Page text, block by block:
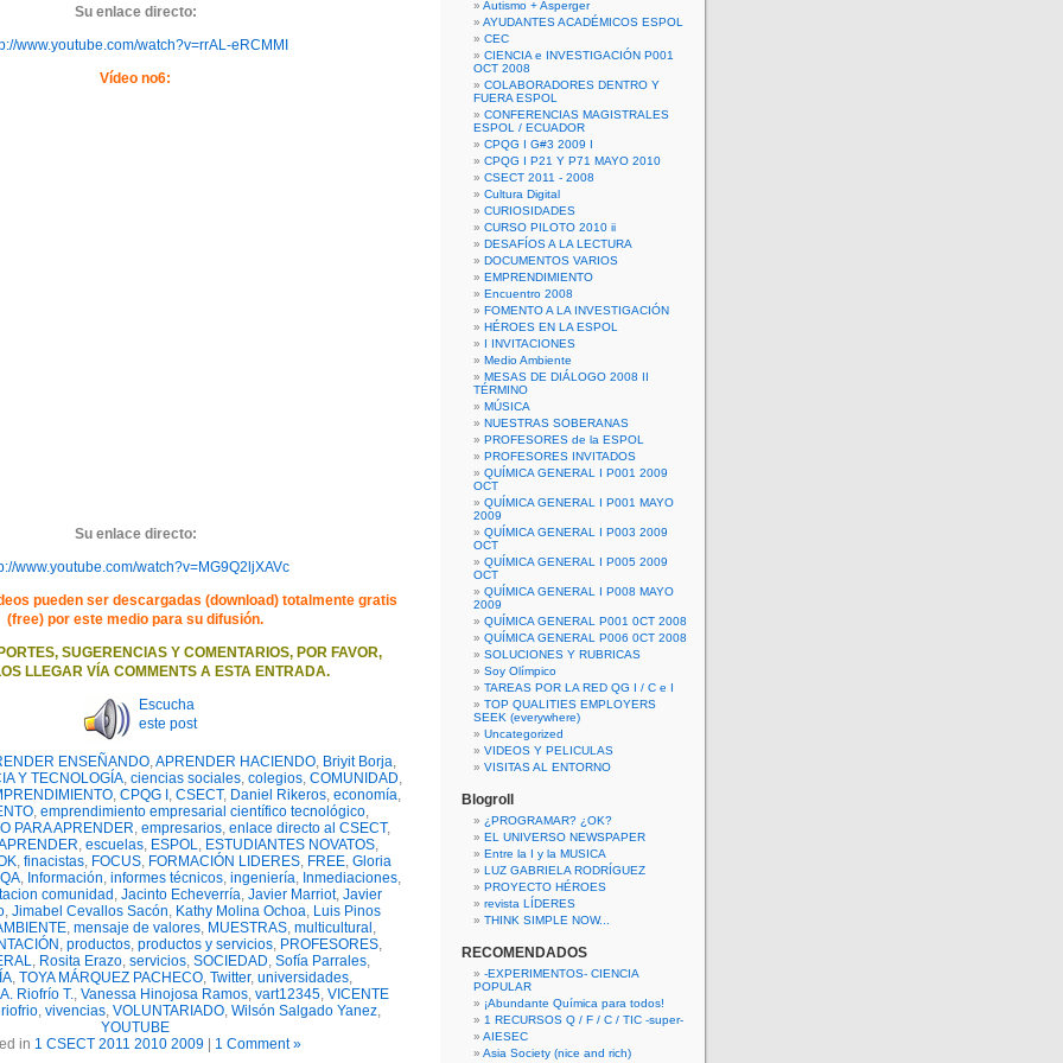
Su enlace directo:
www.youtube.com/watch?v=rrAL-eRCMMI
Vídeo no6:
Su enlace directo:
www.youtube.com/watch?v=MG9Q2ljXAVc
pueden ser descargadas (download) totalmente gratis
(free) por este medio para su difusión.
SUGERENCIAS Y COMENTARIOS, POR FAVOR,
LLEGAR VÍA COMMENTS A ESTA ENTRADA.
Escucha
este post
ENSEÑANDO,APRENDER HACIENDO, Briyit Borja,
Y TECNOLOGÍA, ciencias sociales, colegios, COMUNIDAD,
, CPQG I , CSECT, Daniel Rikeros, economía,
, emprendimiento empresarial científico tecnológico,
PARA APRENDER, empresarios, enlace directo al CSECT,
, escuelas, ESPOL, ESTUDIANTES NOVATOS,
, finacistas, FOCUS, FORMACIÓN LIDERES, FREE, Gloria
, Información, informes técnicos, ingeniería, Inmediaciones,
comunidad , Jacinto Echeverría, Javier Marriot, Javier
, Jimabel Cevallos Sacón, Kathy Molina Ochoa, Luis Pinos
, mensaje de valores, MUESTRAS, multicultural ,
, productos, productos y servicios, PROFESORES,
, Rosita Erazo, servicios, SOCIEDAD, Sofía Parrales,
, TOYA MÁRQUEZ PACHECO, Twitter, universidades,
Riofrío T., Vanessa Hinojosa Ramos, vart12345, VICENTE
, vivencias, VOLUNTARIADO, Wilsón Salgado Yanez,
YOUTUBE
in 1 CSECT 2011 2010 2009| 1 Comment »
Autismo + Asperger
AYUDANTES ACADÉMICOS ESPOL
CEC
CIENCIA e INVESTIGACIÓN P001
OCT 2008
COLABORADORES DENTRO Y
FUERA ESPOL
CONFERENCIAS MAGISTRALES
ESPOL / ECUADOR
CPQG I G#3 2009 I
CPQG I P21 Y P71 MAYO 2010
CSECT 2011 - 2008
Cultura Digital
CURIOSIDADES
CURSO PILOTO 2010 ii
DESAFÍOS A LA LECTURA
DOCUMENTOS VARIOS
EMPRENDIMIENTO
Encuentro 2008
FOMENTO A LA INVESTIGACIÓN
HÉROES EN LA ESPOL
I INVITACIONES
Medio Ambiente
MESAS DE DIÁLOGO 2008 II
TÉRMINO
MÚSICA
NUESTRAS SOBERANAS
PROFESORES de la ESPOL
PROFESORES INVITADOS
QUÍMICA GENERAL I P001 2009
OCT
QUÍMICA GENERAL I P001 MAYO
2009
QUÍMICA GENERAL I P003 2009
OCT
QUÍMICA GENERAL I P005 2009
OCT
QUÍMICA GENERAL I P008 MAYO
2009
QUÍMICA GENERAL P001 0CT 2008
QUÍMICA GENERAL P006 0CT 2008
SOLUCIONES Y RUBRICAS
Soy Olímpico
TAREAS POR LA RED QG I / C e I
TOP QUALITIES EMPLOYERS
SEEK (everywhere)
Uncategorized
VIDEOS Y PELICULAS
VISITAS AL ENTORNO
Blogroll
¿PROGRAMAR? ¿OK?
EL UNIVERSO NEWSPAPER
Entre la I y la MUSICA
LUZ GABRIELA RODRÍGUEZ
PROYECTO HÉROES
revista LÍDERES
THINK SIMPLE NOW...
RECOMENDADOS
-EXPERIMENTOS- CIENCIA
POPULAR
¡Abundante Química para todos!
1 RECURSOS Q / F / C / TIC -super-
AIESEC
Asia Society (nice and rich)